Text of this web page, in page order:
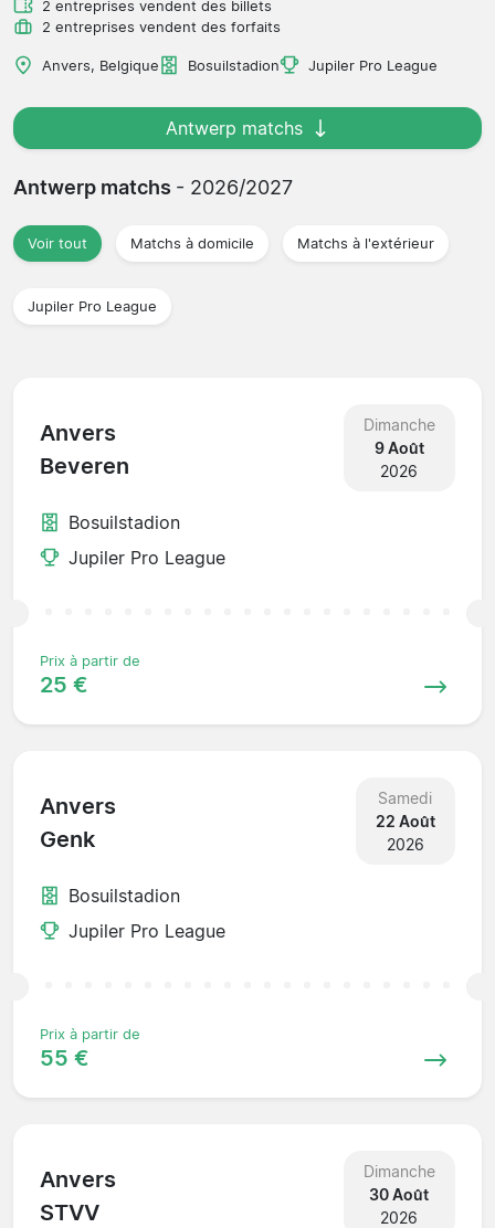
2 entreprises vendent des billets
2 entreprises vendent des forfaits
Anvers, Belgique Bosuilstadion Jupiler Pro League
Antwerp matchs
Antwerp matchs - 2026/2027
Voir tout Matchs à domicile Matchs à l'extérieur
Jupiler Pro League
Anvers
Beveren
Dimanche
9 Août
2026
Bosuilstadion
Jupiler Pro League
Prix à partir de
25 €
Anvers
Genk
Samedi
22 Août
2026
Bosuilstadion
Jupiler Pro League
Prix à partir de
55 €
Anvers
STVV
Dimanche
30 Août
2026